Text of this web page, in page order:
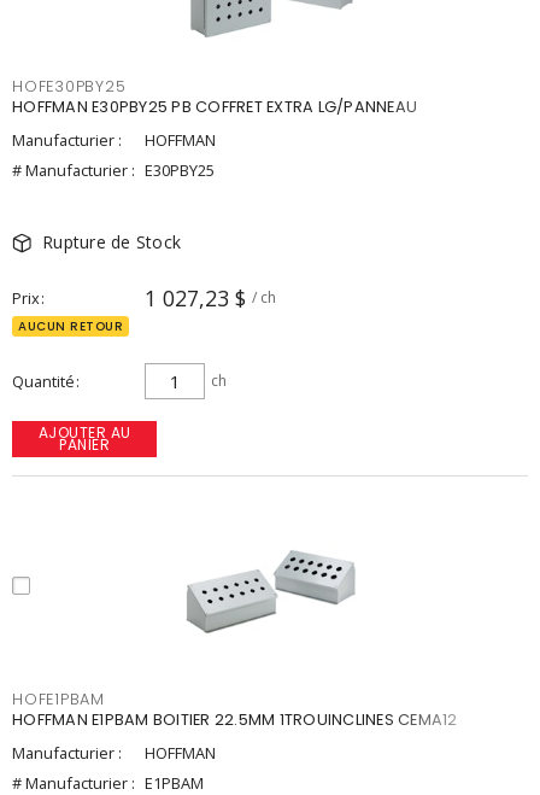
HOFE30PBY25
HOFFMAN E30PBY25 PB COFFRET EXTRA LG/PANNEAU
Manufacturier :
HOFFMAN
# Manufacturier : E30PBY25
Rupture de Stock
Prix 1 027,23 $ / ch
AUCUN RETOUR
Quantité ch
AJOUTER AU
PANIER
HOFE1PBAM
HOFFMAN E1PBAM BOITIER 22.5MM 1TROUINCLINES CEMA12
Manufacturier :
HOFFMAN
# Manufacturier : E1PBAM